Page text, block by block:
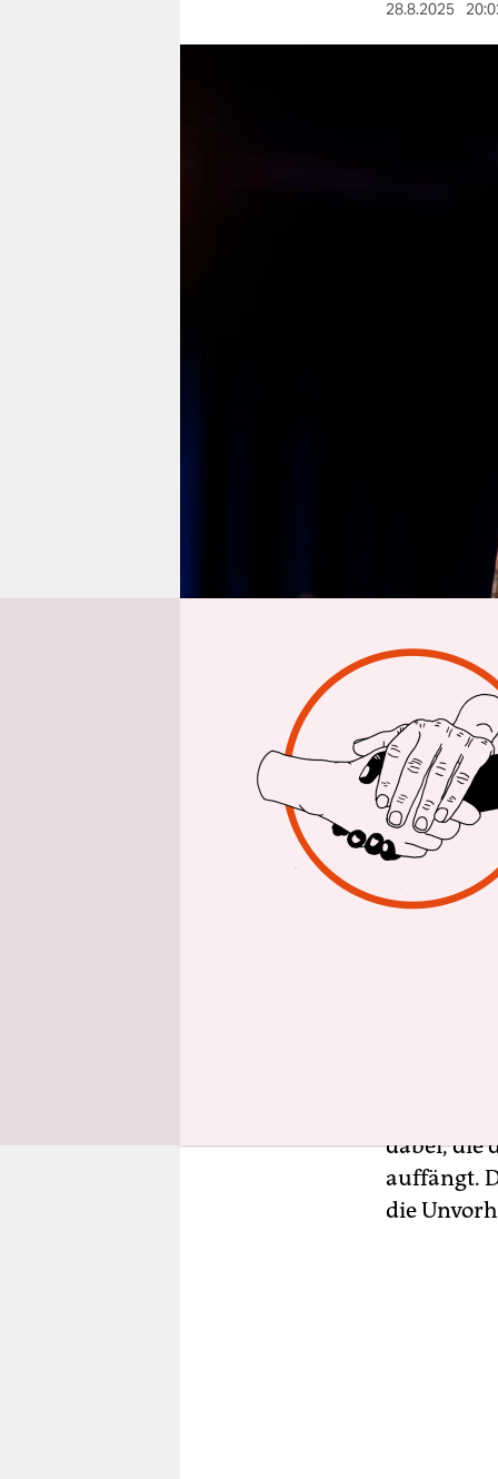
nord
28.8.2025
VonMaxi
Kein
so heißt
des
Hillary
Präsident
dabei, die
auffängt.
die